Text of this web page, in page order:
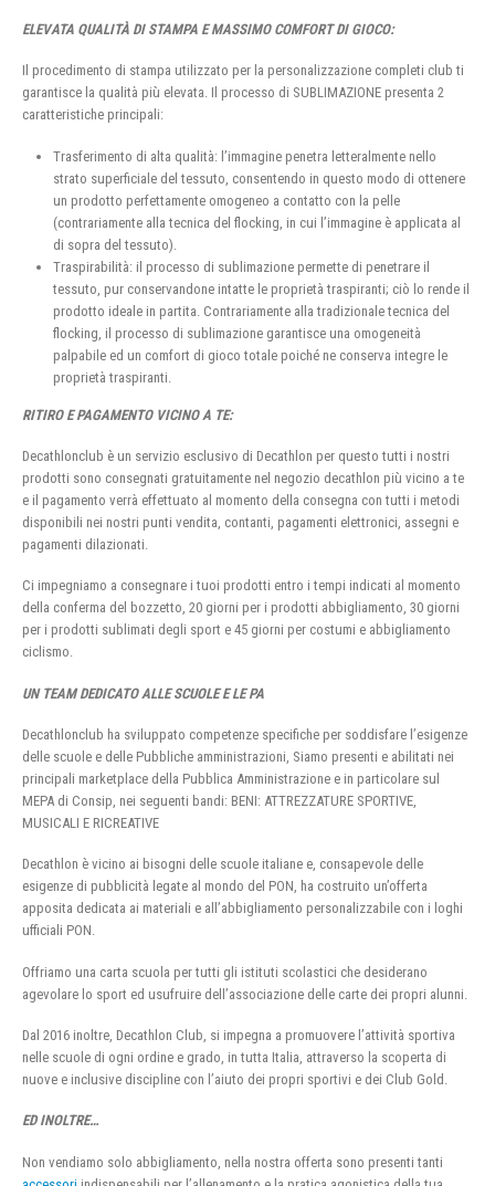
ELEVATA QUALITÀ DI STAMPA E MASSIMO COMFORT DI GIOCO:
Il procedimento di stampa utilizzato per la personalizzazione completi club ti
garantisce la qualità più elevata. Il processo di SUBLIMAZIONE presenta 2
caratteristiche principali:
Trasferimento di alta qualità: l’immagine penetra letteralmente nello
strato superficiale del tessuto, consentendo in questo modo di ottenere
un prodotto perfettamente omogeneo a contatto con la pelle
(contrariamente alla tecnica del flocking, in cui l’immagine è applicata al
di sopra del tessuto).
Traspirabilità: il processo di sublimazione permette di penetrare il
tessuto, pur conservandone intatte le proprietà traspiranti; ciò lo rende il
prodotto ideale in partita. Contrariamente alla tradizionale tecnica del
flocking, il processo di sublimazione garantisce una omogeneità
palpabile ed un comfort di gioco totale poiché ne conserva integre le
proprietà traspiranti.
RITIRO E PAGAMENTO VICINO A TE:
Decathlonclub è un servizio esclusivo di Decathlon per questo tutti i nostri
prodotti sono consegnati gratuitamente nel negozio decathlon più vicino a te
e il pagamento verrà effettuato al momento della consegna con tutti i metodi
disponibili nei nostri punti vendita, contanti, pagamenti elettronici, assegni e
pagamenti dilazionati.
Ci impegniamo a consegnare i tuoi prodotti entro i tempi indicati al momento
della conferma del bozzetto, 20 giorni per i prodotti abbigliamento, 30 giorni
per i prodotti sublimati degli sport e 45 giorni per costumi e abbigliamento
ciclismo.
UN TEAM DEDICATO ALLE SCUOLE E LE PA
Decathlonclub ha sviluppato competenze specifiche per soddisfare l’esigenze
delle scuole e delle Pubbliche amministrazioni, Siamo presenti e abilitati nei
principali marketplace della Pubblica Amministrazione e in particolare sul
MEPA di Consip, nei seguenti bandi: BENI: ATTREZZATURE SPORTIVE,
MUSICALI E RICREATIVE
Decathlon è vicino ai bisogni delle scuole italiane e, consapevole delle
esigenze di pubblicità legate al mondo del PON, ha costruito un’offerta
apposita dedicata ai materiali e all’abbigliamento personalizzabile con i loghi
ufficiali PON.
Offriamo una carta scuola per tutti gli istituti scolastici che desiderano
agevolare lo sport ed usufruire dell’associazione delle carte dei propri alunni.
Dal 2016 inoltre, Decathlon Club, si impegna a promuovere l’attività sportiva
nelle scuole di ogni ordine e grado, in tutta Italia, attraverso la scoperta di
nuove e inclusive discipline con l’aiuto dei propri sportivi e dei Club Gold.
ED INOLTRE…
Non vendiamo solo abbigliamento, nella nostra offerta sono presenti tanti